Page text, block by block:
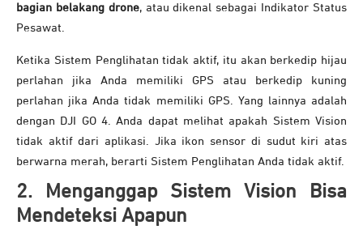
bagian belakang drone, atau dikenal sebagai Indikator Status
Pesawat.
Ketika Sistem Penglihatan tidak aktif, itu akan berkedip hijau
perlahan jika Anda memiliki GPS atau berkedip kuning
perlahan jika Anda tidak memiliki GPS. Yang lainnya adalah
dengan DJI GO 4. Anda dapat melihat apakah Sistem Vision
tidak aktif dari aplikasi. Jika ikon sensor di sudut kiri atas
berwarna merah, berarti Sistem Penglihatan Anda tidak aktif.
2. Menganggap Sistem Vision Bisa
Mendeteksi Apapun